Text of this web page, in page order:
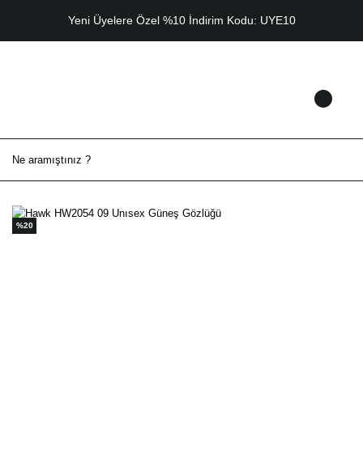
Yeni Üyelere Özel %10 İndirim Kodu: UYE10
%20